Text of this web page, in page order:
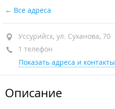
Все адреса
Уссурийск, ул. Суханова, 70
1 телефон
Показать адреса и контакты
Описание